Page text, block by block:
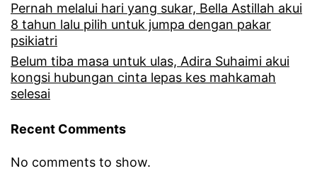
Pernah melalui hari yang sukar, Bella Astillah akui
8 tahun lalu pilih untuk jumpa dengan pakar
psikiatri
Belum tiba masa untuk ulas, Adira Suhaimi akui
kongsi hubungan cinta lepas kes mahkamah
selesai
Recent Comments
No comments to show.